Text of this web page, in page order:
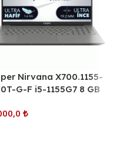
Nirvana X700.1155-
G-F i5-1155G7 8 GB
Full HD Notebook
₺